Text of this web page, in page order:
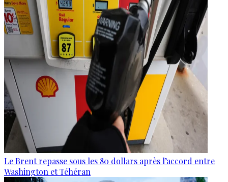
Le Brent repasse sous les 80 dollars après l’accord entre
Washington et Téhéran